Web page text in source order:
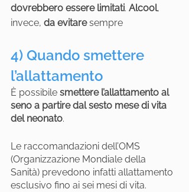
dovrebbero essere limitati. Alcool,
invece, da evitare sempre
4) Quando smettere
l’allattamento
È possibile smettere l’allattamento al
seno a partire dal sesto mese di vita
del neonato.
Le raccomandazioni dell’OMS
(Organizzazione Mondiale della
Sanità) prevedono infatti allattamento
esclusivo fino ai sei mesi di vita.